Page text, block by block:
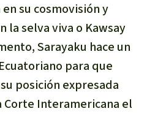
su cosmovisión y
la selva viva o Kawsay
Sarayaku hace un
para que
posición expresada
Interamericana el